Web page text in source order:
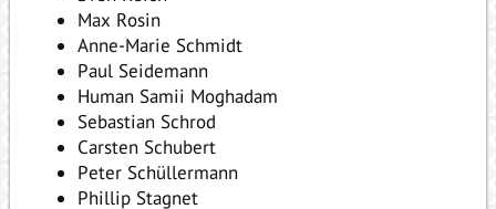
Max Rosin
Anne-Marie Schmidt
Paul Seidemann
Human Samii Moghadam
Sebastian Schrod
Carsten Schubert
Peter Schüllermann
Phillip Stagnet